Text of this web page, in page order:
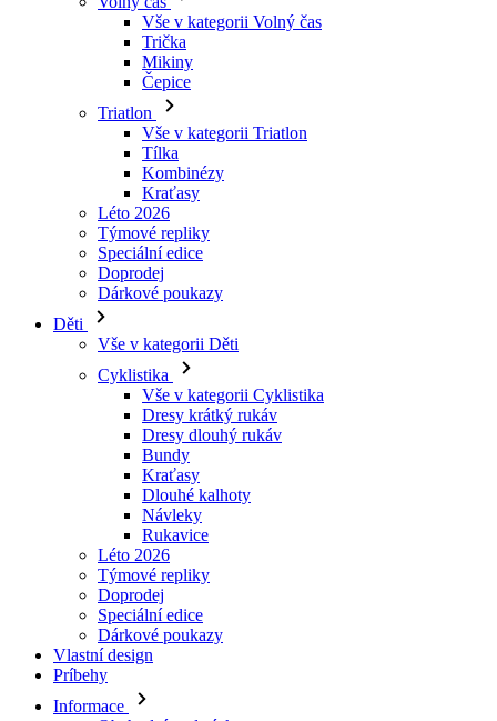
Triatlon
Vše v kategorii Triatlon
Tílka
Kombinézy
Kraťasy
Léto 2026
Týmové repliky
Speciální edice
Doprodej
Dárkové poukazy
Děti
Vše v kategorii Děti
Cyklistika
Vše v kategorii Cyklistika
Dresy dlouhý rukáv
Bundy
Kraťasy
Dlouhé kalhoty
Návleky
Rukavice
Léto 2026
Týmové repliky
Doprodej
Speciální edice
Dárkové poukazy
Vlastní design
Príbehy
Informace
Obchodní podmínky
Informace o zpracovávání osobních údajů
Reklamační podmínky
Ochrana soukromí - cookies
O nás